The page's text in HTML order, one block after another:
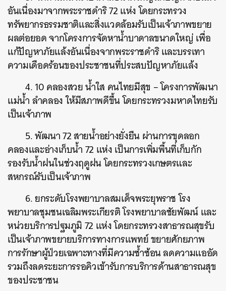
อันเนื่องมาจากพระราชดำริ 72 แห่ง โดยกระทรวง
ทรัพยากรธรรมชาติและสิ่งแวดล้อมรับเป็นเจ้าภาพขยาย
ผลต่อยอด จากโครงการจัดหาน้ำบาดาลขนาดใหญ่ เพื่อ
แก้ปัญหาภัยแล้งอันเนื่องจากพระราชดำริ และบรรเทา
ความเดือดร้อนของประชาชนที่ประสบปัญหาภัยแล้ง
4. 10 คลองสวย น้ำใส คนไทยมีสุข – โครงการพัฒนา
แม่น้ำ ลำคลอง ให้มีสภาพดีขึ้น โดยกระทรวงมหาดไทยรับ
เป็นเจ้าภาพ
5. พัฒนา 72 สายน้ำอย่างยั่งยืน ผ่านการขุดลอก
คลองและอ่างเก็บน้ำ 72 แห่ง เป็นการเพิ่มพื้นที่เก็บกัก
รองรับน้ำฝนในช่วงฤดูฝน โดยกระทรวงเกษตรและ
สหกรณ์รับเป็นเจ้าภาพ
6. ยกระดับโรงพยาบาลสมเด็จพระยุพราช โรง
พยาบาลชุมชนเฉลิมพระเกียรติ โรงพยาบาลชัยพัฒน์ และ
หน่วยบริการปฐมภูมิ 72 แห่ง โดยกระทรวงสาธารณสุขรับ
เป็นเจ้าภาพขยายบริการทางการแพทย์ ขยายศักยภาพ
การรักษาผู้ป่วยเฉพาะทางที่มีความซ้ำซ้อน ลดความแออัด
รวมถึงลดระยะการรอคิวเข้ารับการบริการด้านสาธารณสุข
ของประชาชน
ค้นหา
SHARE TWEET LINE EMAIL